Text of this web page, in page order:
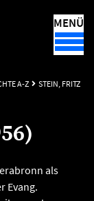
MENÜ
A-Z STEIN, FRITZ
als
Evang.